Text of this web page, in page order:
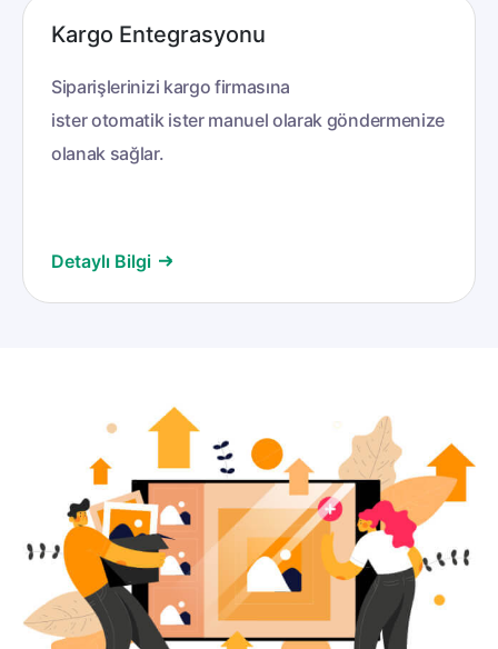
Kargo Entegrasyonu
Siparişlerinizi kargo firmasına
ister otomatik ister manuel olarak göndermenize
olanak sağlar.
Detaylı Bilgi